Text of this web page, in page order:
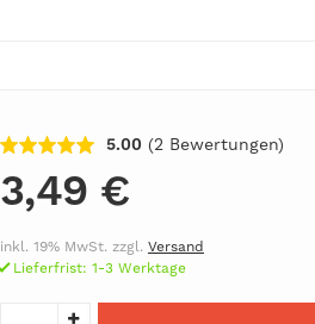
5.00 (2 Bewertungen)
3,49 €
inkl. 19% MwSt. zzgl. Versand
Lieferfrist: 1-3 Werktage